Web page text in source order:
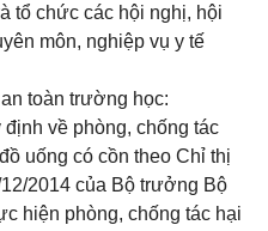
tổ chức các hội nghị, hội
môn, nghiệp vụ y tế
toàn trường học:
định về phòng, chống tác
uống có cồn theo Chỉ thị
2014 của Bộ trưởng Bộ
hiện phòng, chống tác hại